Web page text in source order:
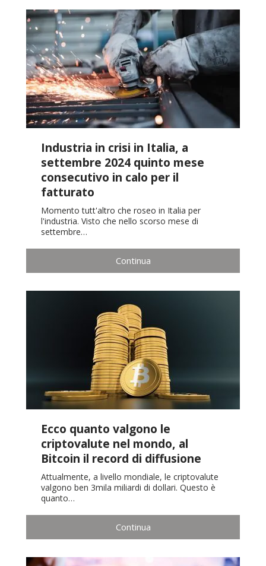
Industria in crisi in Italia, a
settembre 2024 quinto mese
consecutivo in calo per il
fatturato
Momento tutt'altro che roseo in Italia per
l'industria. Visto che nello scorso mese di
settembre…
Continua
Ecco quanto valgono le
criptovalute nel mondo, al
Bitcoin il record di diffusione
Attualmente, a livello mondiale, le criptovalute
valgono ben 3mila miliardi di dollari. Questo è
quanto…
Continua